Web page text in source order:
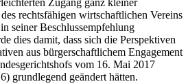
Zugang ganz kleiner
rechtsfähigen wirtschaftlichen Vereins
seiner Beschlussempfehlung
dies damit, dass sich die Perspektiven
aus bürgerschaftlichem Engagement
vom 16. Mai 2017
grundlegend geändert hätten.